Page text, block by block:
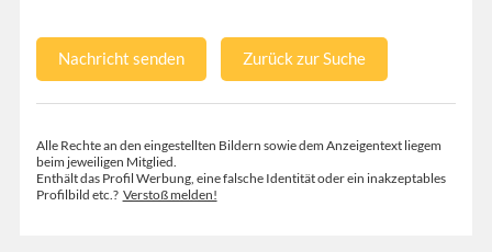
Nachricht senden Zurück zur Suche
Alle Rechte an den eingestellten Bildern sowie dem Anzeigentext liegem
beim jeweiligen Mitglied.
Enthält das Profil Werbung, eine falsche Identität oder ein inakzeptables
Profilbild etc.? Verstoß melden!